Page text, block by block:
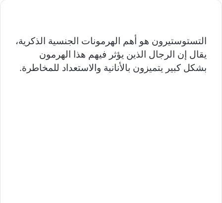
التستوستيرون هو أهم الهرمونات الجنسية الذكرية،
يقال إن الرجال الذين يؤثر فيهم هذا الهرمون
بشكل كبير يتميزون بالأنانية والاستعداد للمخاطرة.